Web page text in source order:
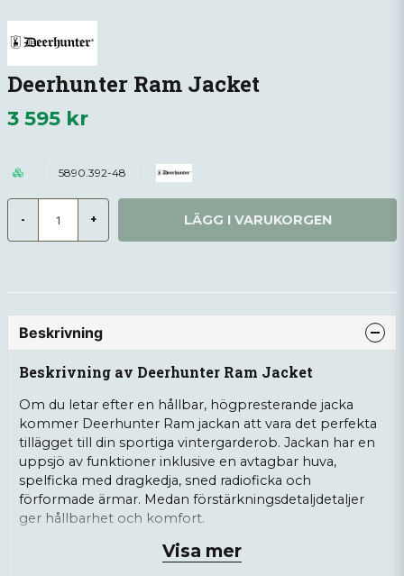
Deerhunter Ram Jacket
3 595 kr
5890.392-48
- + LÄGG I VARUKORGEN
Beskrivning
Beskrivning av Deerhunter Ram Jacket
Om du letar efter en hållbar, högpresterande jacka
kommer Deerhunter Ram jackan att vara det perfekta
tillägget till din sportiga vintergarderob. Jackan har en
uppsjö av funktioner inklusive en avtagbar huva,
spelficka med dragkedja, sned radioficka och
förformade ärmar. Medan förstärkningsdetaljdetaljer
ger hållbarhet och komfort.
Visa mer